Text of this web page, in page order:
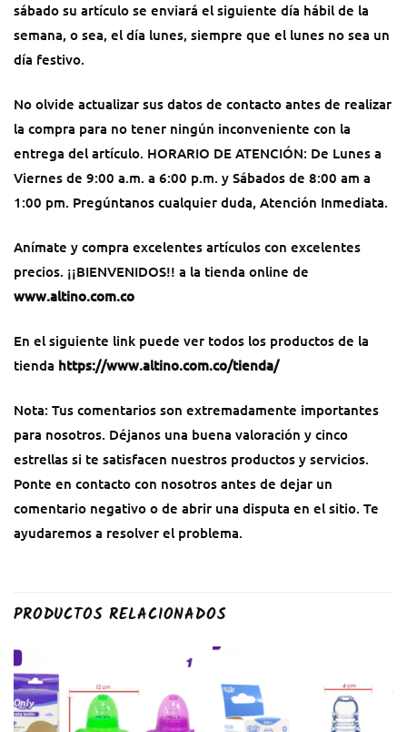
sábado su artículo se enviará el siguiente día hábil de la
semana, o sea, el día lunes, siempre que el lunes no sea un
día festivo.
No olvide actualizar sus datos de contacto antes de realizar
la compra para no tener ningún inconveniente con la
entrega del artículo. HORARIO DE ATENCIÓN: De Lunes a
Viernes de 9:00 a.m. a 6:00 p.m. y Sábados de 8:00 am a
1:00 pm. Pregúntanos cualquier duda, Atención Inmediata.
Anímate y compra excelentes artículos con excelentes
precios. ¡¡BIENVENIDOS!! a la tienda online de
www.altino.com.co
En el siguiente link puede ver todos los productos de la
tienda https://www.altino.com.co/tienda/
Nota: Tus comentarios son extremadamente importantes
para nosotros. Déjanos una buena valoración y cinco
estrellas si te satisfacen nuestros productos y servicios.
Ponte en contacto con nosotros antes de dejar un
comentario negativo o de abrir una disputa en el sitio. Te
ayudaremos a resolver el problema.
PRODUCTOS RELACIONADOS